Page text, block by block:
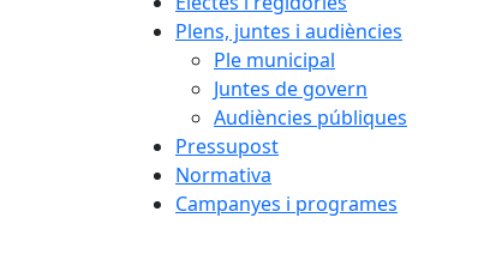
Plens, juntes i audiències
Ple municipal
Juntes de govern
Audiències públiques
Pressupost
Normativa
Campanyes i programes